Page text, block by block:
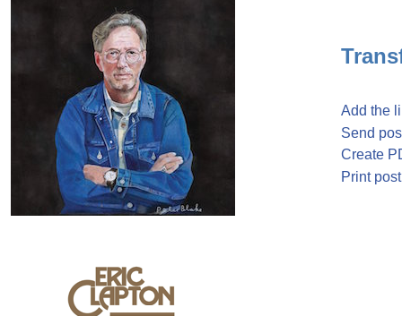
Add the
Send
Create
Print post